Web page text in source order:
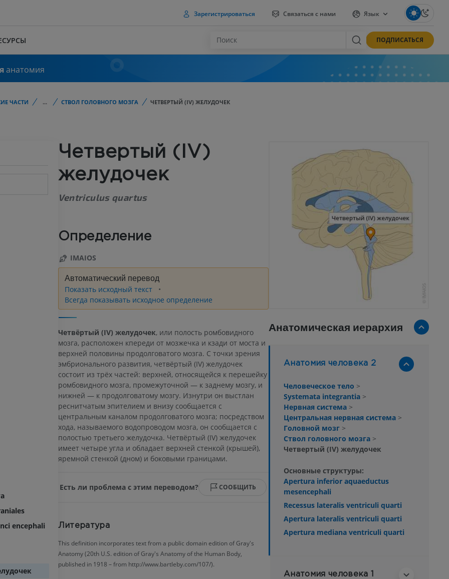
Зарегистрироваться Связаться с нами Язык
ПОДПИСАТЬСЯ
анатомия
ЧАСТИ ... СТВОЛ ГОЛОВНОГО МОЗГА ЧЕТВЕРТЫЙ (IV) ЖЕЛУДОЧЕК
encephali
Четвертый (IV)
желудочек
Ventriculus quartus
Определение
IMAIOS
Автоматический перевод
Показать исходный текст
Всегда показывать исходное определение
Четвёртый (IV) желудочек, или полость ромбовидного
мозга, расположен кпереди от мозжечка и кзади от моста и
верхней половины продолговатого мозга. С точки зрения
эмбрионального развития, четвёртый (IV) желудочек
состоит из трёх частей: верхней, относящейся к перешейку
ромбовидного мозга, промежуточной — к заднему мозгу, и
нижней — к продолговатому мозгу. Изнутри он выстлан
реснитчатым эпителием и внизу сообщается с
центральным каналом продолговатого мозга; посредством
хода, называемого водопроводом мозга, он сообщается с
полостью третьего желудочка. Четвёртый (IV) желудочек
имеет четыре угла и обладает верхней стенкой (крышей),
яремной стенкой (дном) и боковыми границами.
Есть ли проблема с этим переводом? СООБЩИТЬ
Литература
This definition incorporates text from a public domain edition of Gray's
Anatomy (20th U.S. edition of Gray's Anatomy of the Human Body,
published in 1918 – from http://www.bartleby.com/107/).
Анатомическая иерархия
Анатомия человека 2
Человеческое тело >
Systemata integrantia >
Нервная система >
Центральная нервная система >
Головной мозг >
Ствол головного мозга >
Четвертый (IV) желудочек
Основные структуры:
Apertura inferior aquaeductus
mesencephali
Recessus lateralis ventriculi quarti
Apertura lateralis ventriculi quarti
Apertura mediana ventriculi quarti
Анатомия человека 1